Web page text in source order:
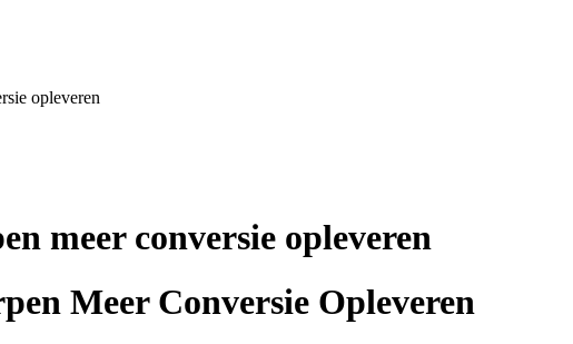
opleveren
meer conversie opleveren
Meer Conversie Opleveren